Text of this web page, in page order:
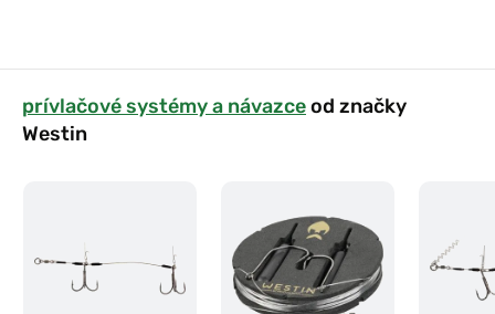
prívlačové systémy a návazceod značky
Westin